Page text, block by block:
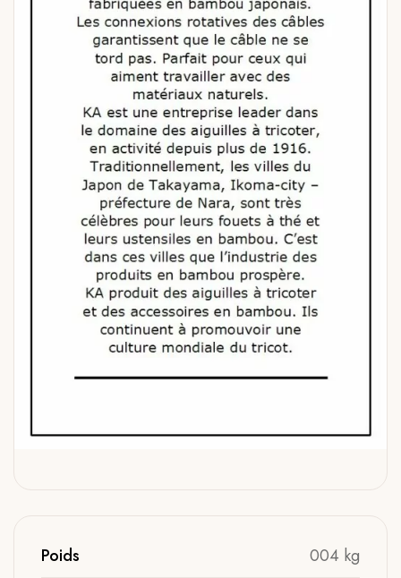
Poids 004 kg